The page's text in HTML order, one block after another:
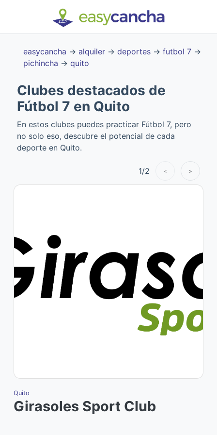
easycancha → alquiler → deportes → futbol 7 →
pichincha → quito
Quito
Girasoles Sport Club
Clubes destacados de
Fútbol 7 en Quito
En estos clubes puedes practicar Fútbol 7, pero
no solo eso, descubre el potencial de cada
deporte en Quito.
1/2 < >